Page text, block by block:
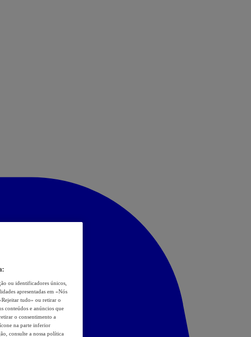
ou identificadores únicos,
apresentadas em «Nós
tudo» ou retirar o
conteúdos e anúncios que
o consentimento a
na parte inferior
consulte a nossa política